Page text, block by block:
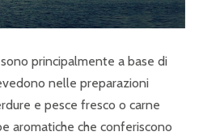
principalmente a base di
nelle preparazioni
e pesce fresco o carne
aromatiche che conferiscono